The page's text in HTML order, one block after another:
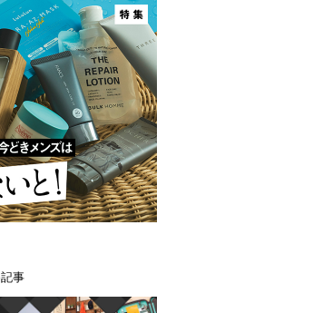
時計を。G-
も見た…
【編集部員が選んだ「指名買
らイチオシアイテムをピック
トピックス
事